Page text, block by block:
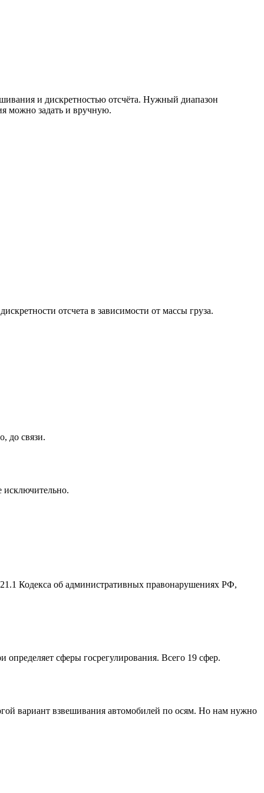
и дискретностью отсчёта. Нужный диапазон
можно задать и вручную.
отсчета в зависимости от массы груза.
до связи.
исключительно.
Кодекса об административных правонарушениях РФ,
сферы госрегулирования. Всего 19 сфер.
вариант взвешивания автомобилей по осям. Но нам нужно